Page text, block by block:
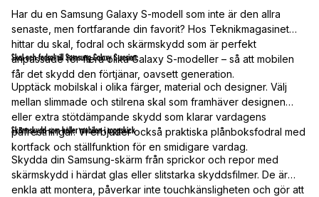
Har du en Samsung Galaxy S-modell som inte är den allra
senaste, men fortfarande din favorit? Hos Teknikmagasinet
hittar du skal, fodral och skärmskydd som är perfekt
anpassade för flera olika Galaxy S-modeller – så att mobilen
får det skydd den förtjänar, oavsett generation.
Skal och fodral till Samsung Galaxy S-serien
Upptäck mobilskal i olika färger, material och designer. Välj
mellan slimmade och stilrena skal som framhäver designen
eller extra stötdämpande skydd som klarar vardagens
påfrestningar. Vi erbjuder också praktiska plånboksfodral med
kortfack och ställfunktion för en smidigare vardag.
Skärmskydd som håller mobilen i toppskick
Skydda din Samsung-skärm från sprickor och repor med
skärmskydd i härdat glas eller slitstarka skyddsfilmer. De är
enkla att montera, påverkar inte touchkänsligheten och gör att